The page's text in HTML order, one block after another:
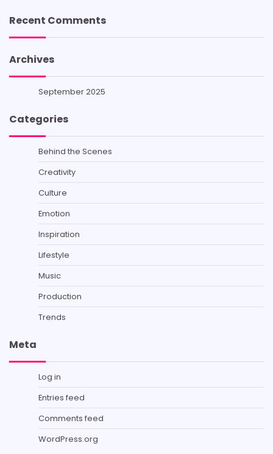
Recent Comments
Archives
September 2025
Categories
Behind the Scenes
Creativity
Culture
Emotion
Inspiration
Lifestyle
Music
Production
Trends
Meta
Log in
Entries feed
Comments feed
WordPress.org